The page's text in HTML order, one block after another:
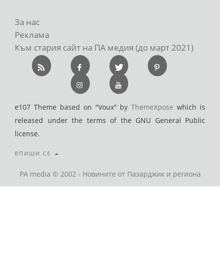
За нас
Реклама
Към стария сайт на ПА медия (до март 2021)
e107 Theme based on "Voux" byThemeXpose which is
released under the terms of the GNU General Public
license.
ВПИШИ СЕ
PA media © 2002 - Новините от Пазарджик и региона